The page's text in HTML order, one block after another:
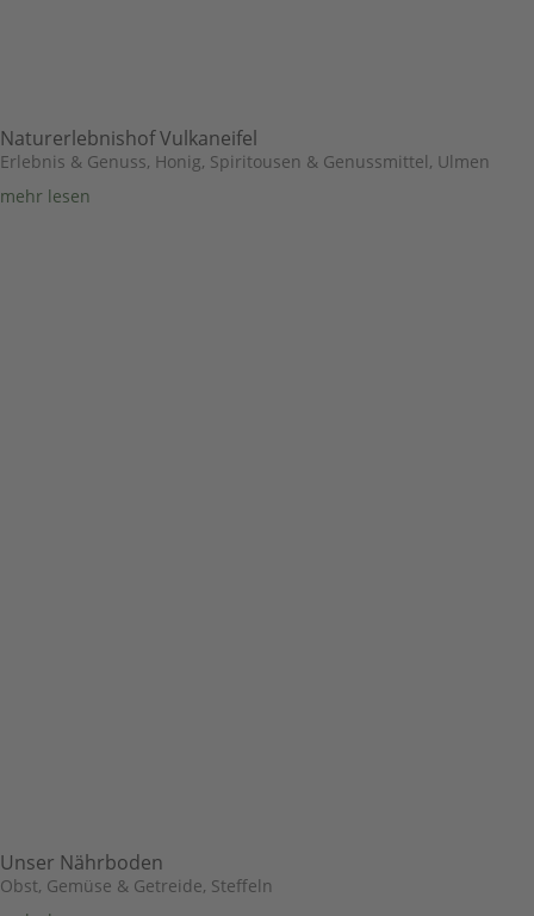
Naturerlebnishof Vulkaneifel
Erlebnis & Genuss, Honig, Spiritousen & Genussmittel, Ulmen
mehr lesen
Unser Nährboden
Obst, Gemüse & Getreide, Steffeln